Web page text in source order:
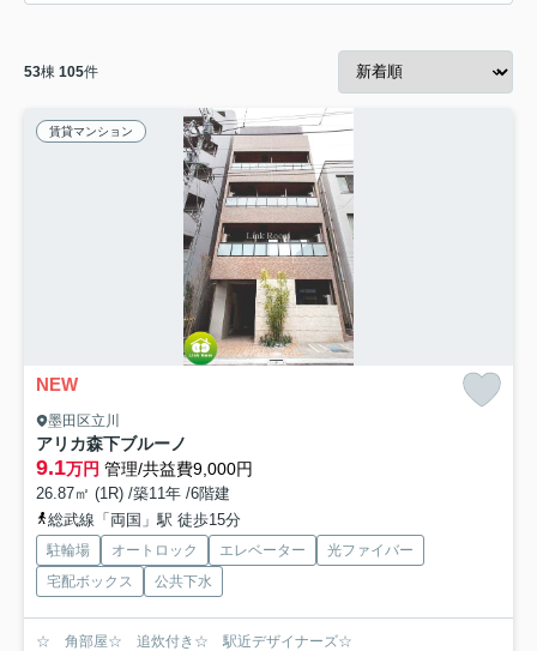
53棟 105件
賃貸マンション
NEW
墨田区立川
アリカ森下ブルーノ
9.1万円 管理/共益費9,000円
26.87㎡ (1R) /築11年 /6階建
総武線「両国」駅 徒歩15分
駐輪場 オートロック エレベーター
光ファイバー
宅配ボックス
公共下水
☆ 角部屋☆ 追炊付き☆ 駅近デザイナーズ☆